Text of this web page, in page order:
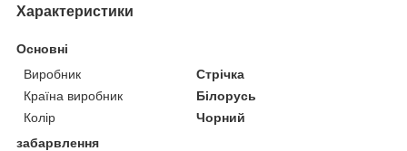
Характеристики
Основні
Виробник
Стрічка
Країна виробник
Білорусь
Колір
Чорний
забарвлення